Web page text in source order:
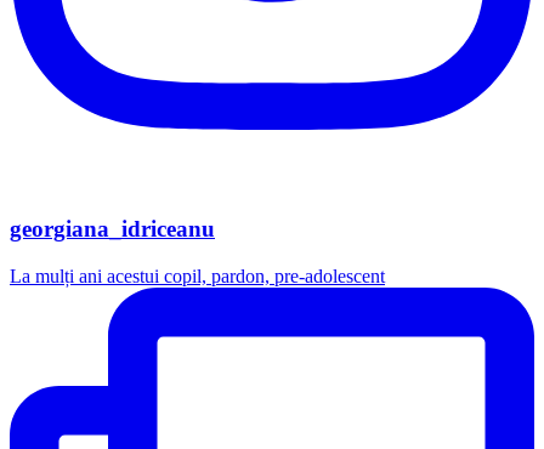
georgiana_idriceanu
La mulți ani acestui copil, pardon, pre-adolescent